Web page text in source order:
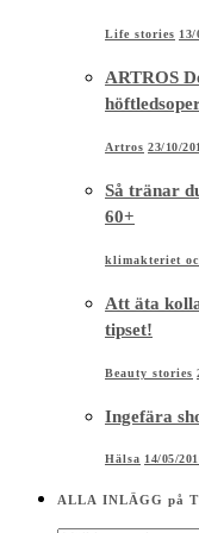
Life stories 13/
ARTROS
Artros 23/10/
Så tränar
60+
klimakteriet
Att äta
tipset!
Beauty stories
Ingefära
Hälsa 14/05/
ALLA INLÄGG på